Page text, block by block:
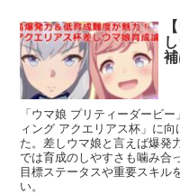
「ウマ娘 プリティーダービ
ィング アクエリアス杯」に
た。差しウマ娘と言えば爆発
では育成のしやすさも噛み合
目標ステータスや重要スキル
い。